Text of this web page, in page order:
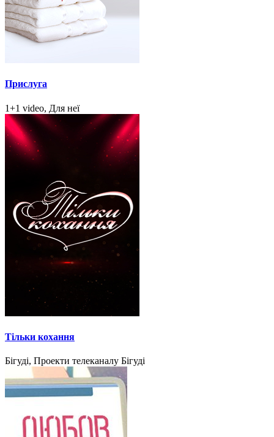
Прислуга
1+1 video, Для неї
Тільки кохання
Бігуді, Проекти телеканалу Бігуді